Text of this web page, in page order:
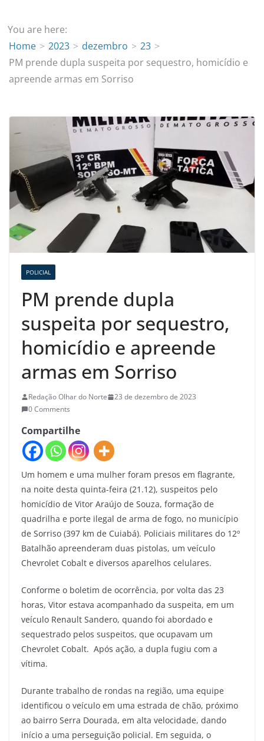
You are here:
Home
2023 dezembro
23
PM prende dupla suspeita por sequestro, homicídio e
apreende armas em Sorriso
POLICIAL
PM prende dupla
suspeita por sequestro,
homicídio e apreende
armas em Sorriso
Redação Olhar do Norte
23 de dezembro de 2023
0 Comments
Compartilhe
Um homem e uma mulher foram presos em flagrante,
na noite desta quinta-feira (21.12), suspeitos pelo
homicídio de Vitor Araújo de Souza, formação de
quadrilha e porte ilegal de arma de fogo, no município
de Sorriso (397 km de Cuiabá). Policiais militares do 12º
Batalhão apreenderam duas pistolas, um veículo
Chevrolet Cobalt e diversos aparelhos celulares.
Conforme o boletim de ocorrência, por volta das 23
horas, Vitor estava acompanhado da suspeita, em um
veículo Renault Sandero, quando foi abordado e
sequestrado pelos suspeitos, que ocupavam um
Chevrolet Cobalt. Após ação, a dupla fugiu com a
vítima.
Durante trabalho de rondas na região, uma equipe
identificou o veículo em uma estrada de chão, próximo
ao bairro Serra Dourada, em alta velocidade, dando
início a uma perseguição policial. Em seguida, o